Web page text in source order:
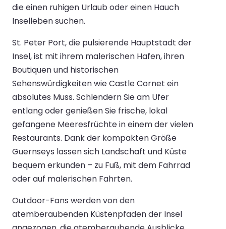
die einen ruhigen Urlaub oder einen Hauch
Inselleben suchen.
St. Peter Port, die pulsierende Hauptstadt der
Insel, ist mit ihrem malerischen Hafen, ihren
Boutiquen und historischen
Sehenswürdigkeiten wie Castle Cornet ein
absolutes Muss. Schlendern Sie am Ufer
entlang oder genießen Sie frische, lokal
gefangene Meeresfrüchte in einem der vielen
Restaurants. Dank der kompakten Größe
Guernseys lassen sich Landschaft und Küste
bequem erkunden – zu Fuß, mit dem Fahrrad
oder auf malerischen Fahrten.
Outdoor-Fans werden von den
atemberaubenden Küstenpfaden der Insel